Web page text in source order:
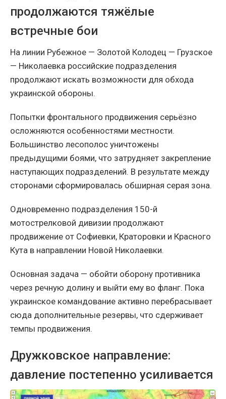
продолжаются тяжёлые
встречные бои
На линии Рубежное — Золотой Колодец — Грузское
— Николаевка российские подразделения
продолжают искать возможности для обхода
украинской обороны.
Попытки фронтального продвижения серьёзно
осложняются особенностями местности.
Большинство лесополос уничтожены
предыдущими боями, что затрудняет закрепление
наступающих подразделений. В результате между
сторонами сформировалась обширная серая зона.
Одновременно подразделения 150-й
мотострелковой дивизии продолжают
продвижение от Софиевки, Краторовки и Красного
Кута в направлении Новой Николаевки.
Основная задача — обойти оборону противника
через речную долину и выйти ему во фланг. Пока
украинское командование активно перебрасывает
сюда дополнительные резервы, что сдерживает
темпы продвижения.
Дружковское направление:
давление постепенно усиливается